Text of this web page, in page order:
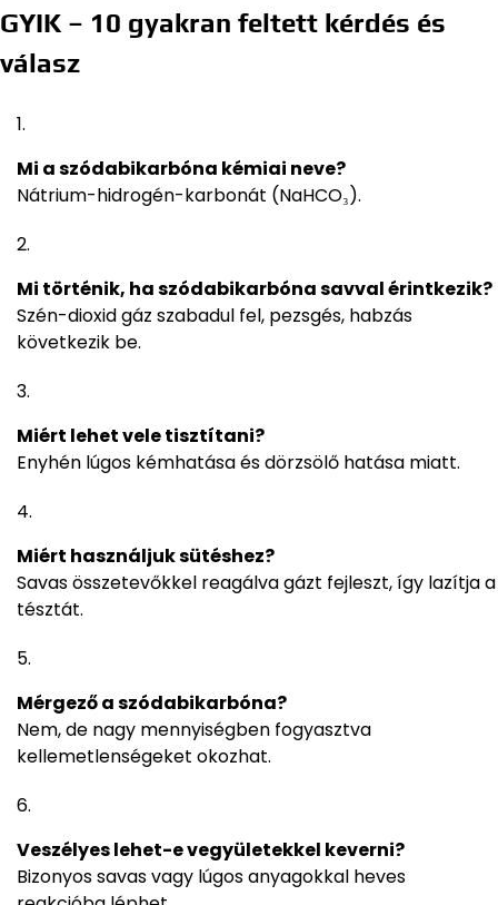
GYIK – 10 gyakran feltett kérdés és
válasz
Mi a szódabikarbóna kémiai neve?
Nátrium-hidrogén-karbonát (NaHCO₃).
Mi történik, ha szódabikarbóna savval érintkezik?
Szén-dioxid gáz szabadul fel, pezsgés, habzás
következik be.
Miért lehet vele tisztítani?
Enyhén lúgos kémhatása és dörzsölő hatása miatt.
Miért használjuk sütéshez?
Savas összetevőkkel reagálva gázt fejleszt, így lazítja a
tésztát.
Mérgező a szódabikarbóna?
Nem, de nagy mennyiségben fogyasztva
kellemetlenségeket okozhat.
Veszélyes lehet-e vegyületekkel keverni?
Bizonyos savas vagy lúgos anyagokkal heves